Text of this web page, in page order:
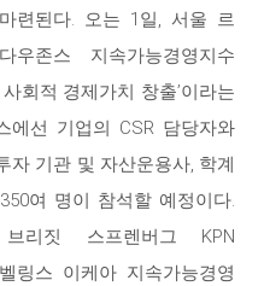
련된다. 오는 1일, 서울 르
존스 지속가능경영지수
회적 경제가치 창출’이라는
에선 기업의 CSR 담당자와
자 기관 및 자산운용사, 학계
여 명이 참석할 예정이다.
리짓 스프렌버그 KPN
링스 이케아 지속가능경영